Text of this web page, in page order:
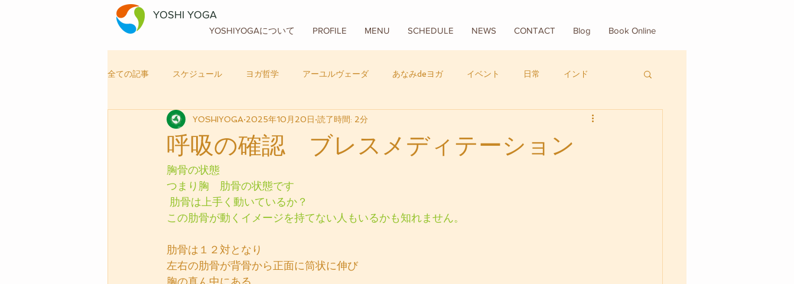
YOSHI YOGA
YOSHIYOGAについて PROFILE MENU SCHEDULE NEWS CONTACT Blog Book Online
全ての記事 スケジュール ヨガ哲学 アーユルヴェーダ あなみdeヨガ イベント 日常 インド
自律神経メンテナンス ヨガ フード バリ 数秘学
呼吸の確認 ブレスメディテーション
YOSHIYOGA 2025年10月20日 読了時間: 2分
胸骨の状態
つまり胸　肋骨の状態です
肋骨は上手く動いているか？
この肋骨が動くイメージを持てない人もいるかも知れません。
肋骨は１２対となり
左右の肋骨が背骨から正面に筒状に伸び
胸の真ん中にある